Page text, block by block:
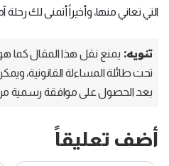
التي تعاني منها، وأخيراً أتمنى لك رحلة
تنويه: يمنع نقل هذا المقال كما
تحت طائلة المساءلة القانونية،
بعد الحصول على موافقة رسمية
أضف تعليقاً